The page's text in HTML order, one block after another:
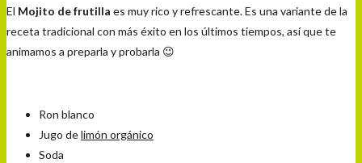
El Mojito de frutilla es muy rico y refrescante. Es una variante de la
receta tradicional con más éxito en los últimos tiempos, así que te
animamos a preparla y probarla 😉
Ron blanco
Jugo delimón orgánico
Soda